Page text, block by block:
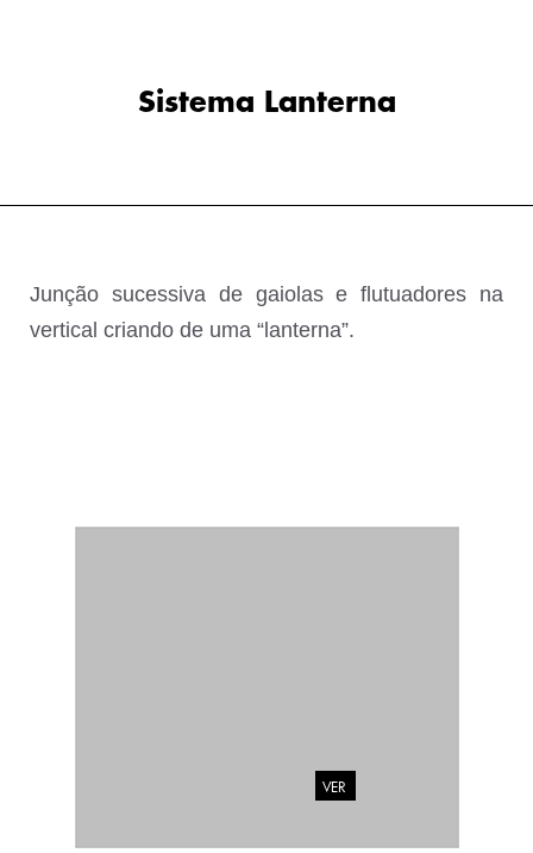
Sistema Lanterna
Junção sucessiva de gaiolas e flutuadores na
vertical criando de uma “lanterna”.
VER